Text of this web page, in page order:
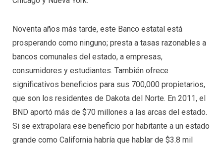
Noventa años más tarde, este Banco estatal está
prosperando como ninguno; presta a tasas razonables a
bancos comunales del estado, a empresas,
consumidores y estudiantes. También ofrece
significativos beneficios para sus 700,000 propietarios,
que son los residentes de Dakota del Norte. En 2011, el
BND aportó más de $70 millones a las arcas del estado.
Si se extrapolara ese beneficio por habitante a un estado
grande como California habría que hablar de $3.8 mil